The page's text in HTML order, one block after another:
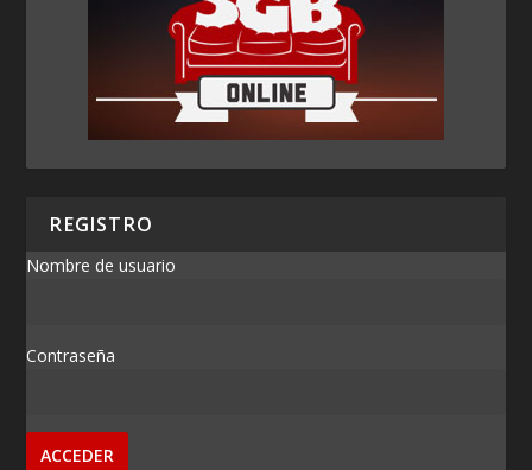
REGISTRO
Nombre de usuario
Contraseña